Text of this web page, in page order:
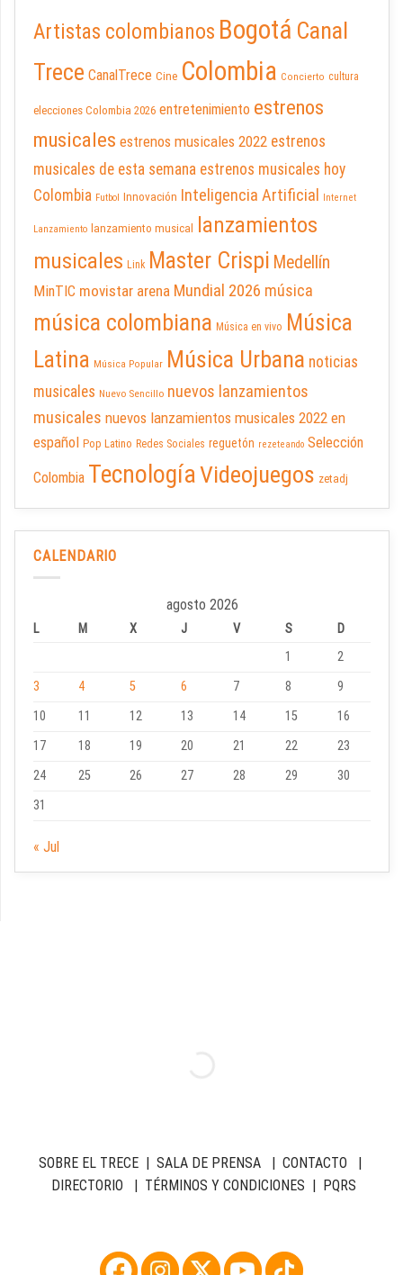
Artistas colombianos Bogotá Canal
Trece CanalTrece Cine Colombia Concierto cultura
elecciones Colombia 2026 entretenimiento estrenos
musicales estrenos musicales 2022 estrenos
musicales de esta semana estrenos musicales hoy
Colombia Futbol Innovación Inteligencia Artificial Internet
Lanzamiento lanzamiento musical lanzamientos
musicales Link Master Crispi Medellín
MinTIC movistar arena Mundial 2026 música
música colombiana Música en vivo Música
Latina Música Popular Música Urbana noticias
musicales Nuevo Sencillo nuevos lanzamientos
musicales nuevos lanzamientos musicales 2022 en
español Pop Latino Redes Sociales reguetón rezeteando Selección
Colombia TecnologíaVideojuegos zetadj
CALENDARIO
agosto 2026
L M X J V S
D
1
2
3
4 5 6 7 8
9
10
11 12 13 14 15
16
17
18 19 20 21 22
23
24
25 26 27 28 29
30
31
« Jul
SOBRE EL TRECE| SALA DE PRENSA| CONTACTO |
DIRECTORIO | TÉRMINOS Y CONDICIONES | PQRS